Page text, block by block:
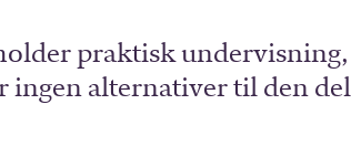
praktisk
alternativer til den